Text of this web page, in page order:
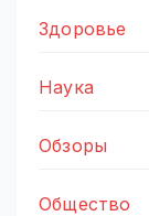
Здоровье
Наука
Обзоры
Общество